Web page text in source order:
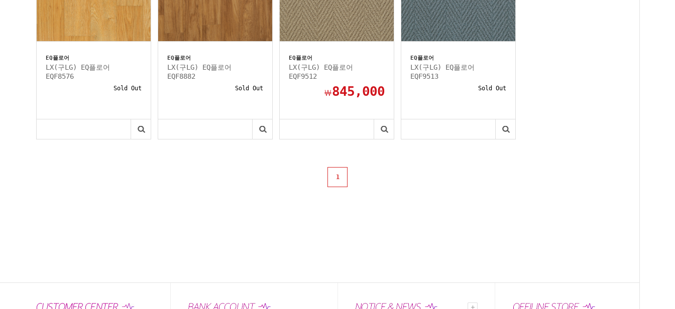
EQ플로어
LX(구LG) EQ플로어
EQF8576
Sold Out
EQ플로어
LX(구LG) EQ플로어
EQF8882
Sold Out
EQ플로어
LX(구LG) EQ플로어
EQF9512
￦845,000
EQ플로어
LX(구LG) EQ플로어
EQF9513
Sold Out
1